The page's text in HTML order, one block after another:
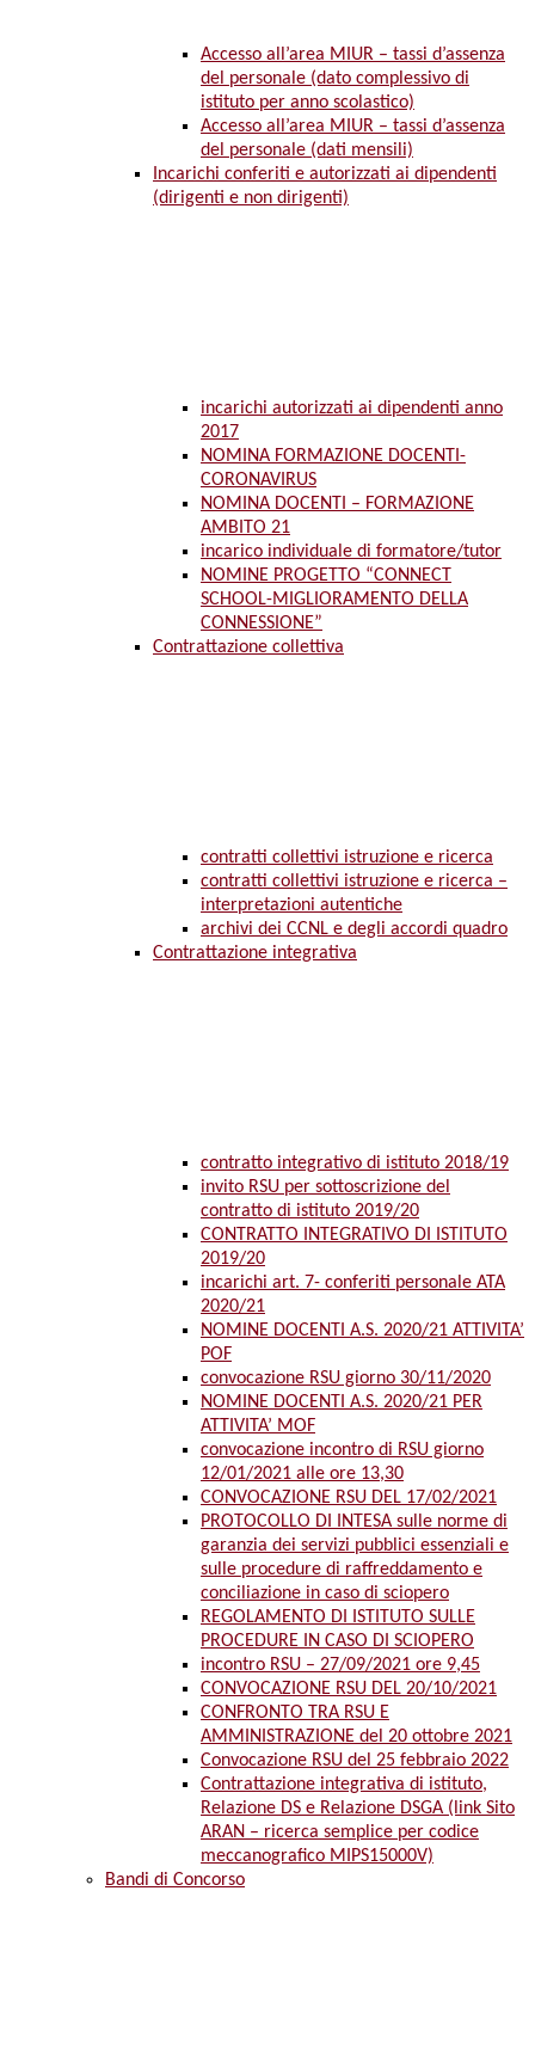
Accesso all’area MIUR – tassi d’assenza
del personale (dato complessivo di
istituto per anno scolastico)
Accesso all’area MIUR – tassi d’assenza
del personale (dati mensili)
Incarichi conferiti e autorizzati ai dipendenti
(dirigenti e non dirigenti)
incarichi autorizzati ai dipendenti anno
2017
NOMINA FORMAZIONE DOCENTI-
CORONAVIRUS
NOMINA DOCENTI – FORMAZIONE
AMBITO 21
incarico individuale di formatore/tutor
NOMINE PROGETTO “CONNECT
SCHOOL-MIGLIORAMENTO DELLA
CONNESSIONE”
Contrattazione collettiva
contratti collettivi istruzione e ricerca
contratti collettivi istruzione e ricerca –
interpretazioni autentiche
archivi dei CCNL e degli accordi quadro
Contrattazione integrativa
contratto integrativo di istituto 2018/19
invito RSU per sottoscrizione del
contratto di istituto 2019/20
CONTRATTO INTEGRATIVO DI ISTITUTO
2019/20
incarichi art. 7- conferiti personale ATA
2020/21
NOMINE DOCENTI A.S. 2020/21 ATTIVITA’
POF
convocazione RSU giorno 30/11/2020
NOMINE DOCENTI A.S. 2020/21 PER
ATTIVITA’ MOF
convocazione incontro di RSU giorno
12/01/2021 alle ore 13,30
CONVOCAZIONE RSU DEL 17/02/2021
PROTOCOLLO DI INTESA sulle norme di
garanzia dei servizi pubblici essenziali e
sulle procedure di raffreddamento e
conciliazione in caso di sciopero
REGOLAMENTO DI ISTITUTO SULLE
PROCEDURE IN CASO DI SCIOPERO
incontro RSU – 27/09/2021 ore 9,45
CONVOCAZIONE RSU DEL 20/10/2021
CONFRONTO TRA RSU E
AMMINISTRAZIONE del 20 ottobre 2021
Convocazione RSU del 25 febbraio 2022
Contrattazione integrativa di istituto,
Relazione DS e Relazione DSGA (link Sito
ARAN – ricerca semplice per codice
meccanografico MIPS15000V)
Bandi di Concorso